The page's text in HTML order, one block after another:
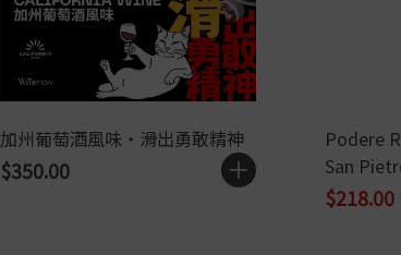
加州葡萄酒風味・滑出勇敢精神
$350.00
Podere
San
$218.00